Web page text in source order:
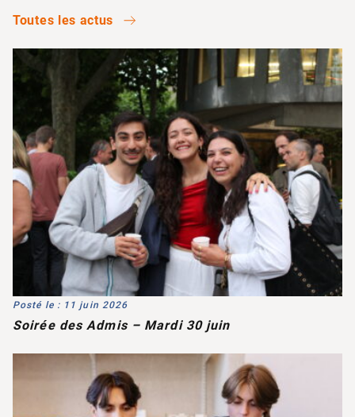
Toutes les actus
Posté le : 11 juin 2026
Soirée des Admis – Mardi 30 juin